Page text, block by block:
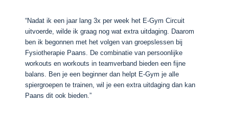
“Nadat ik een jaar lang 3x per week het E-Gym Circuit
uitvoerde, wilde ik graag nog wat extra uitdaging. Daarom
ben ik begonnen met het volgen van groepslessen bij
Fysiotherapie Paans. De combinatie van persoonlijke
workouts en workouts in teamverband bieden een fijne
balans. Ben je een beginner dan helpt E-Gym je alle
spiergroepen te trainen, wil je een extra uitdaging dan kan
Paans dit ook bieden.”